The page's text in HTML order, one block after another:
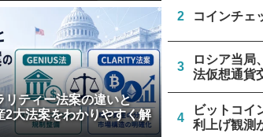
リティー法案の違いと
2大法案をわかりやすく解
2 コインチェ
3
ロシア当局
法仮想通貨
4
ビットコイ
利上げ観測